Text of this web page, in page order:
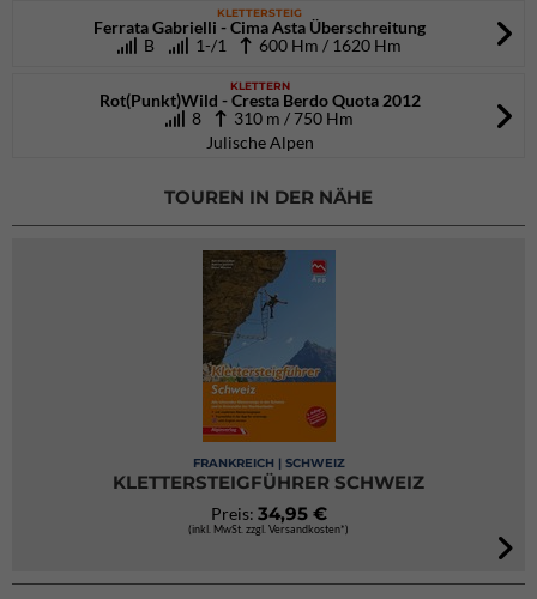
KLETTERSTEIG
Ferrata Gabrielli - Cima Asta Überschreitung
B
1-/1 600 Hm / 1620 Hm
KLETTERN
Rot(Punkt)Wild - Cresta Berdo Quota 2012
8
310 m / 750 Hm
Julische Alpen
TOUREN IN DER NÄHE
FRANKREICH | SCHWEIZ
KLETTERSTEIGFÜHRER SCHWEIZ
Preis: 34,95 €
(inkl. MwSt. zzgl. Versandkosten*)